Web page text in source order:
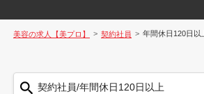
美容の求人【美プロ】 契約社員 年間休日120日以
契約社員/年間休日120日以上